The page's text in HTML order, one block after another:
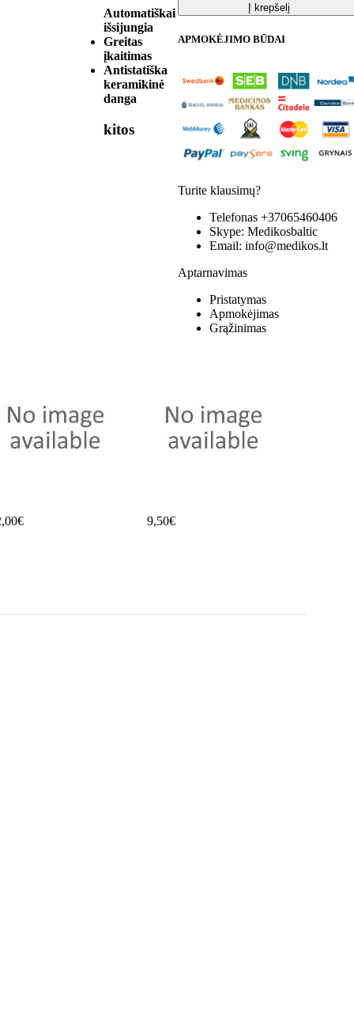
Į krepšelį
APMOKĖJIMO BŪDAI
Turite klausimų?
Telefonas +37065460406
Skype: Medikosbaltic
Email: info@medikos.lt
Aptarnavimas
Pristatymas
Apmokėjimas
Grąžinimas
Automatiškai
išsijungia
Greitas
įkaitimas
Antistatiška
keramikinė
danga
kitos
9,50€